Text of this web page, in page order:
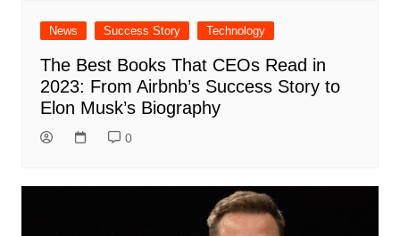
News Success Story Technology
The Best Books That CEOs Read in
2023: From Airbnb’s Success Story to
Elon Musk’s Biography
0